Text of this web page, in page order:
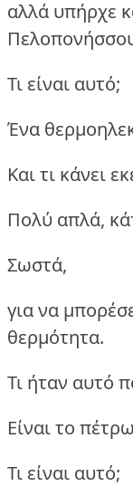
αλλά υπήρχε
Τι είναι αυτό;
Ένα
Και τι κάνει
Πολύ απλά,
Σωστά,
για να
θερμότητα.
Τι ήταν αυτό
Είναι το
Τι είναι αυτό;